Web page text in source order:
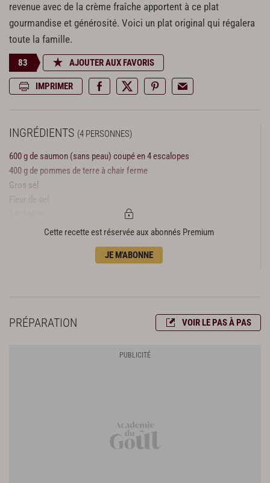
revenue avec de la crème fraîche apportent à ce plat
gourmandise et générosité. Voici un plat original qui régalera
toute la famille.
83 AJOUTER AUX FAVORIS
IMPRIMER
INGRÉDIENTS (4 PERSONNES)
600 g de saumon (sans peau) coupé en 4 escalopes
400 g de pommes de terre à chair ferme
Gros sel
Fleur de sel
1 botte d’oseilleCette recette est réservée aux abonnés Premium
JE M'ABONNE
PRÉPARATION VOIR LE PAS À PAS